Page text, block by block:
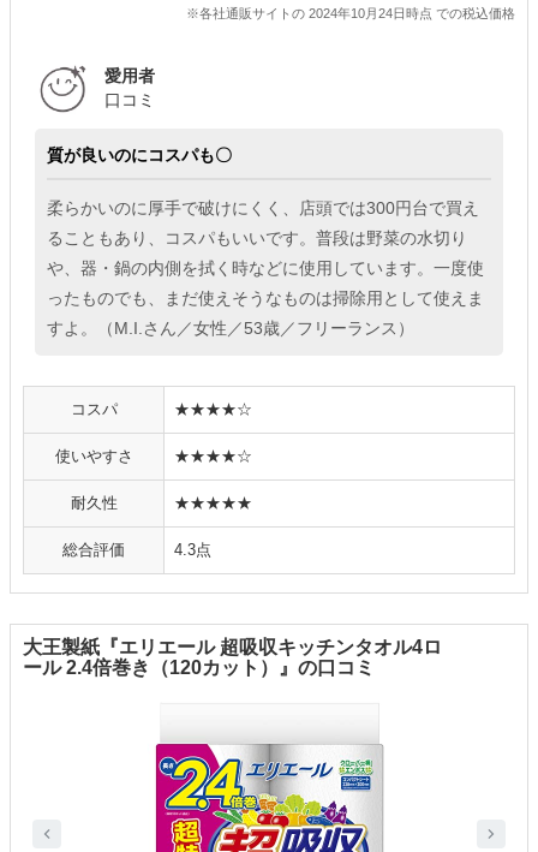
※各社通販サイトの 2024年10月24日時点 での税込価格
愛用者
口コミ
質が良いのにコスパも〇
柔らかいのに厚手で破けにくく、店頭では300円台で買え
ることもあり、コスパもいいです。普段は野菜の水切り
や、器・鍋の内側を拭く時などに使用しています。一度使
ったものでも、まだ使えそうなものは掃除用として使えま
すよ。（M.I.さん／女性／53歳／フリーランス）
コスパ ★★★★☆
使いやすさ ★★★★☆
耐久性 ★★★★★
総合評価 4.3点
大王製紙『エリエール 超吸収キッチンタオル4ロ
ール 2.4倍巻き（120カット）』の口コミ